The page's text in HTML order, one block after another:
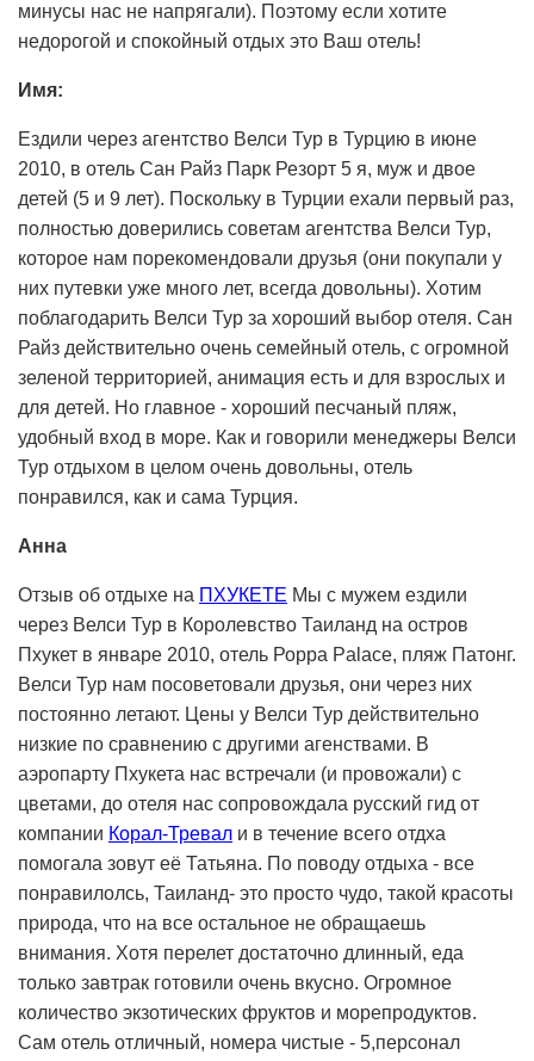
минусы нас не напрягали). Поэтому если хотите
недорогой и спокойный отдых это Ваш отель!
Имя:
Ездили через агентство Велси Тур в Турцию в июне
2010, в отель Сан Райз Парк Резорт 5 я, муж и двое
детей (5 и 9 лет). Поскольку в Турции ехали первый раз,
полностью доверились советам агентства Велси Тур,
которое нам порекомендовали друзья (они покупали у
них путевки уже много лет, всегда довольны). Хотим
поблагодарить Велси Тур за хороший выбор отеля. Сан
Райз действительно очень семейный отель, с огромной
зеленой территорией, анимация есть и для взрослых и
для детей. Но главное - хороший песчаный пляж,
удобный вход в море. Как и говорили менеджеры Велси
Тур отдыхом в целом очень довольны, отель
понравился, как и сама Турция.
Анна
Отзыв об отдыхе на ПХУКЕТЕ Мы с мужем ездили
через Велси Тур в Королевство Таиланд на остров
Пхукет в январе 2010, отель Рорра Pаlасе, пляж Патонг.
Велси Тур нам посоветовали друзья, они через них
постоянно летают. Цены у Велси Тур действительно
низкие по сравнению с другими агенствами. В
аэропарту Пхукета нас встречали (и провожали) с
цветами, до отеля нас сопровождала русский гид от
компании Корал-Тревал и в течение всего отдха
помогала зовут её Татьяна. По поводу отдыха - все
понравилолсь, Таиланд- это просто чудо, такой красоты
природа, что на все остальное не обращаешь
внимания. Хотя перелет достаточно длинный, еда
только завтрак готовили очень вкусно. Огромное
количество экзотических фруктов и морепродуктов.
Сам отель отличный, номера чистые - 5,персонал